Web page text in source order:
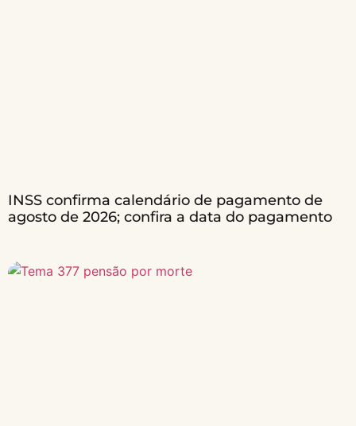
INSS confirma calendário de pagamento de
agosto de 2026; confira a data do pagamento